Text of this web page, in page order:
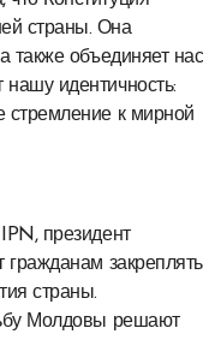
страны. Она
также объединяет нас
идентичность:
стремление к мирной
президент
гражданам закреплять
страны.
Молдовы решают